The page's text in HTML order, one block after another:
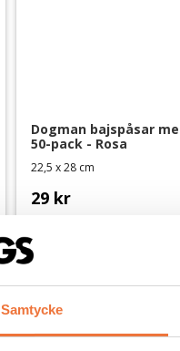
Samtycke
Dogman bajspåsar
50-pack - Rosa
22,5 x 28 cm
29 kr